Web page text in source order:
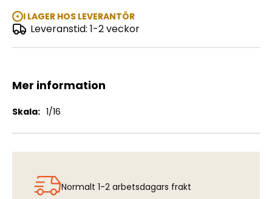
I LAGER HOS LEVERANTÖR
Leveranstid: 1-2 veckor
Mer information
Mer
1/16
Normalt 1-2 arbetsdagars frakt